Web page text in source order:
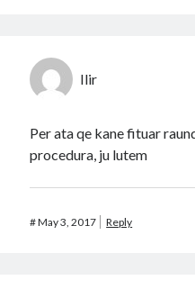
Ilir
Per ata qe kane fituar
procedura, ju lutem
#May 3, 2017 Reply